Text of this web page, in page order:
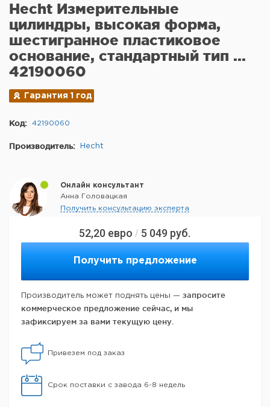
52,20 евро / 5 049 руб.
Получить предложение
Производитель может поднять цены — запросите
коммерческое предложение сейчас, и мы
зафиксируем за вами текущую цену.
Привезем под заказ
Срок поставки с завода 6-8 недель
Hecht Измерительные
цилиндры, высокая форма,
шестигранное пластиковое
основание, стандартный тип ...
42190060
Гарантия 1 год
Код: 42190060
Производитель: Hecht
Онлайн консультант
Анна Головацкая
Получить консультацию эксперта